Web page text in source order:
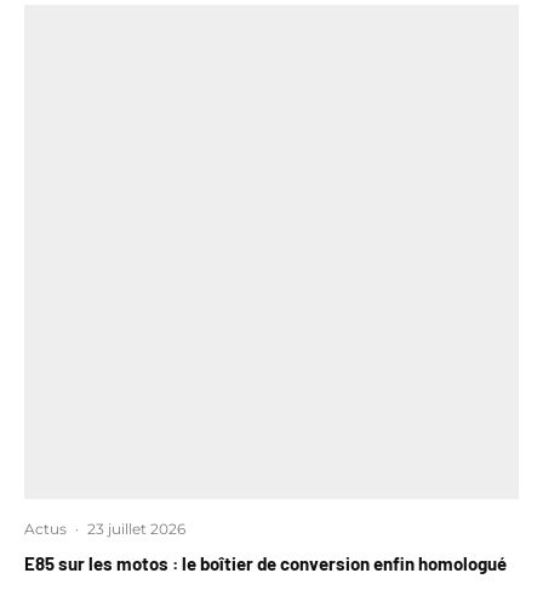
Actus · 23 juillet 2026
E85 sur les motos : le boîtier de conversion enfin homologué